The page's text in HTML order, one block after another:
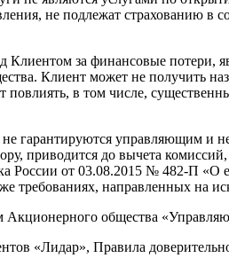
не подлежат страхованию в
за финансовые потери,
Клиент может не получить
в том числе,
гарантируются управляющим
приводится до вычета
России от 03.08.2015 № 482-П «О
направленных на
Акционерного общества
«Лидар», Правила